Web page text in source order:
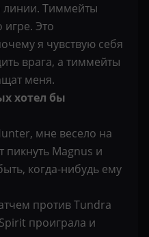
линии. Тиммейты
Это
я чувствую себя
врага, а тиммейты
меня.
хотел бы
мне весело на
пикнуть Magnus и
когда-нибудь ему
против Tundra
проиграла и